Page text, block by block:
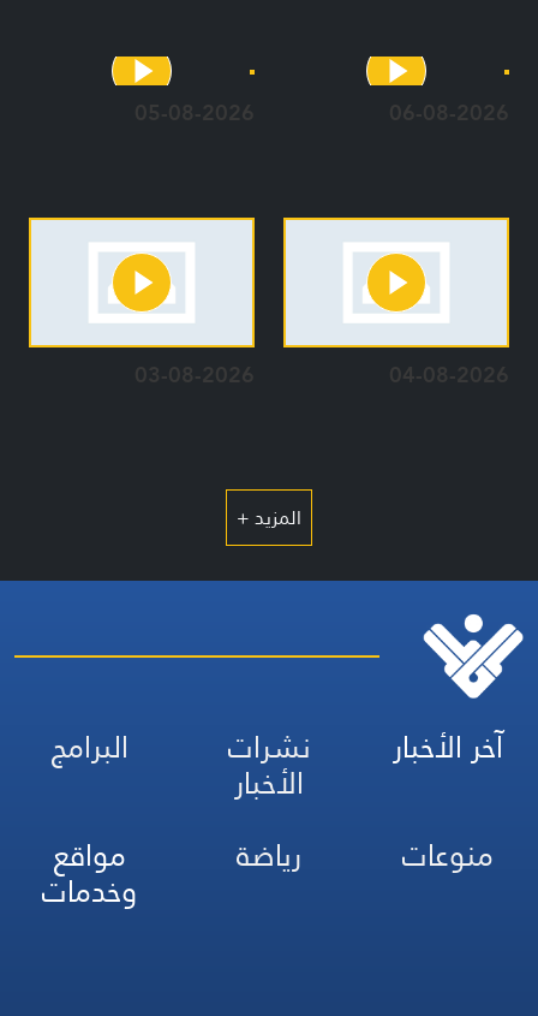
06-08-2026
05-08-2026
04-08-2026
03-08-2026
المزيد +
آخر الأخبار نشرات
الأخبار
البرامج
منوعات
رياضة مواقع
وخدمات